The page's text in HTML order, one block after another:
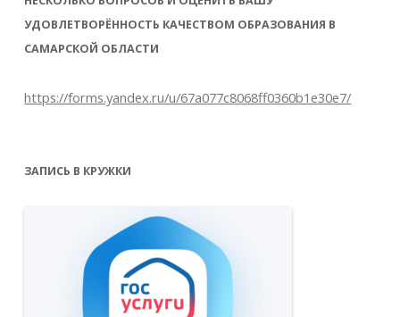
УДОВЛЕТВОРЁННОСТЬ КАЧЕСТВОМ ОБРАЗОВАНИЯ В
САМАРСКОЙ ОБЛАСТИ
https://forms.yandex.ru/u/67a077c8068ff0360b1e30e7/
ЗАПИСЬ В КРУЖКИ